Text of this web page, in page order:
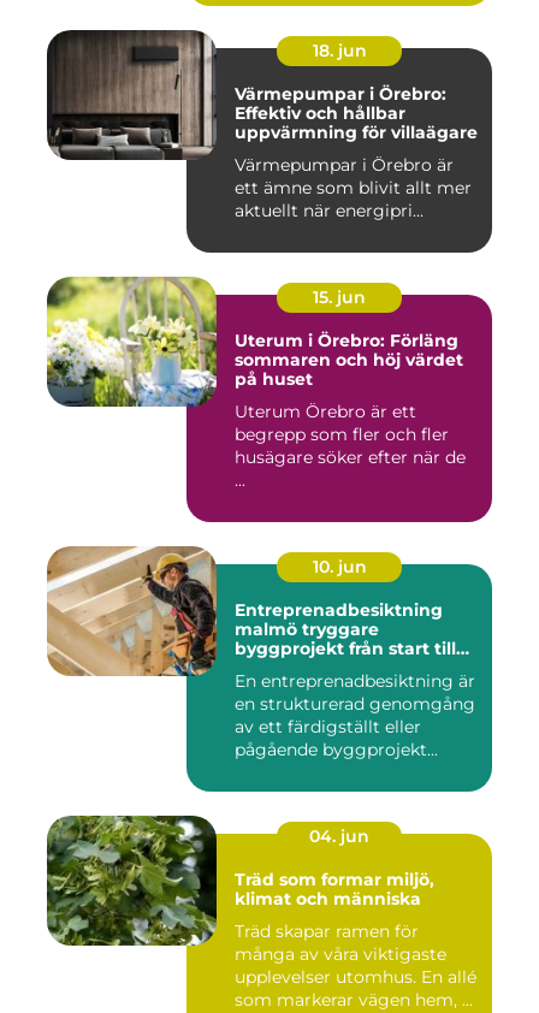
18. jun
Värmepumpar i Örebro:
Effektiv och hållbar
uppvärmning för villaägare
Värmepumpar i Örebro är
ett ämne som blivit allt mer
aktuellt när energipri...
15. jun
Uterum i Örebro: Förläng
sommaren och höj värdet
på huset
Uterum Örebro är ett
begrepp som fler och fler
husägare söker efter när de
...
10. jun
Entreprenadbesiktning
malmö tryggare
byggprojekt från start till
En entreprenadbesiktning är
en strukturerad genomgång
av ett färdigställt eller
pågående byggprojekt...
04. jun
Träd som formar miljö,
klimat och människa
Träd skapar ramen för
många av våra viktigaste
upplevelser utomhus. En allé
som markerar vägen hem, ...